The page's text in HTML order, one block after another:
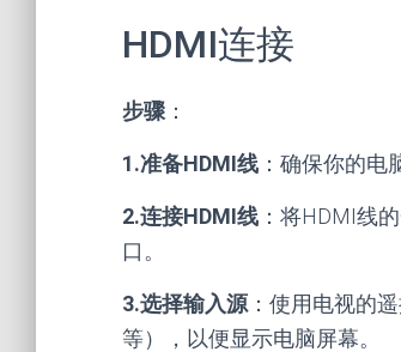
HDMI连接
步骤 ：
1.准备HDMI线 ：确保你的电
2.连接HDMI线 ：将HDMI线
口。
3.选择输入源 ：使用电视的
等），以便显示电脑屏幕。